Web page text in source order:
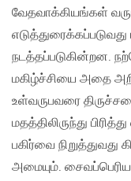
வேதவாக்கியங்கள்
நடத்தப்படுகின்றன.
மகிழ்ச்சியை அதை
உள்வருபவரை
மதத்திலிருந்து
பகிர்வை
அமையும்.